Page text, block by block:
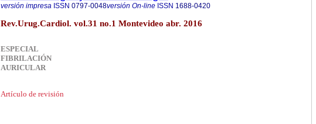
versión impresa ISSN 0797-0048versión On-line ISSN 1688-0420
Rev.Urug.Cardiol. vol.31 no.1 Montevideo abr. 2016
ESPECIAL
FIBRILACIÓN
AURICULAR
Artículo de revisión